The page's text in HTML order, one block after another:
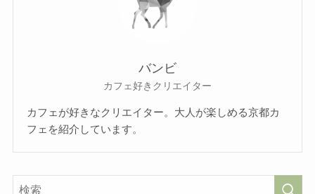
バンビ
カフェ好きクリエイター
カフェが好きなクリエイター。大人が楽しめる京都カ
フェを紹介しています。